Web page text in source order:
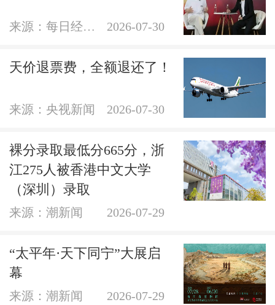
来源：每日经济新闻官方账号 2026-07-30
天价退票费，全额退还了！
来源：央视新闻 2026-07-30
裸分录取最低分665分，浙
江275人被香港中文大学
（深圳）录取
来源：潮新闻 2026-07-29
“太平年·天下同宁”大展启
幕
来源：潮新闻 2026-07-29